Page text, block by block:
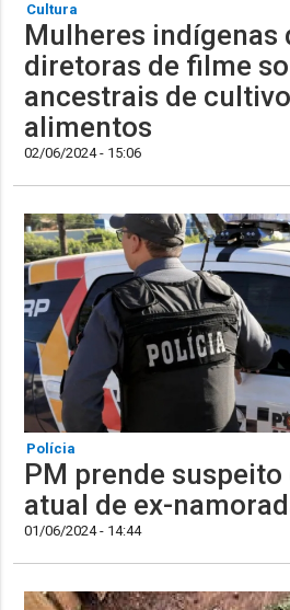
Cultura
Mulheres indígenas
diretoras de filme
ancestrais de
alimentos
02/06/2024 - 15:06
Polícia
PM prende
atual de ex-
01/06/2024 - 14:44